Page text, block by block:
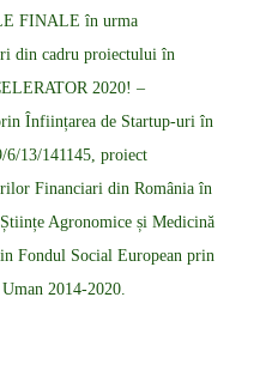
FINALE în urma
din cadru proiectului în
2020! –
Înființarea de Startup-uri în
13/141145, proiect
Financiari din România în
Agronomice și Medicină
Fondul Social European prin
2014-2020.